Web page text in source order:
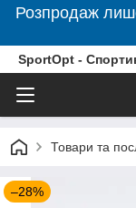
Розпродаж
SportOpt -
Товари та
–28%